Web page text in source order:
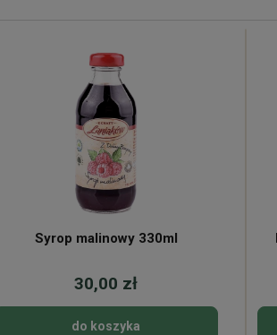
Syrop malinowy 330ml
30,00 zł
do koszyka